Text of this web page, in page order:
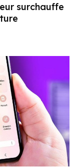
surchauffe